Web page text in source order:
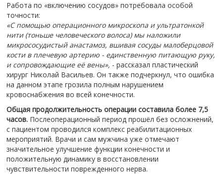
Работа по «включению сосудов» потребовала особой
точности:
«С помощью операционного микроскопа и ультратонкой
нити (тоньше человеческого волоса) мы наложили
микрососудистый анастамоз, вшивая сосуды малоберцовой
кости в плечевую артерию - единственную питающую руку,
и сопровождающие её вены», - рассказал пластический
хирург Николай Васильев. Он также подчеркнул, что ошибка
на данном этапе грозила полным нарушением
кровоснабжения во всей конечности.
Общая продолжительность операции составила более 7,5
часов.Послеоперационный период прошёл без осложнений,
с пациентом проводился комплекс реабилитационных
мероприятий. Врачи и сам мужчина уже отмечают
значительное улучшение функции конечности и
положительную динамику в восстановлении
чувствительности поврежденного нерва.